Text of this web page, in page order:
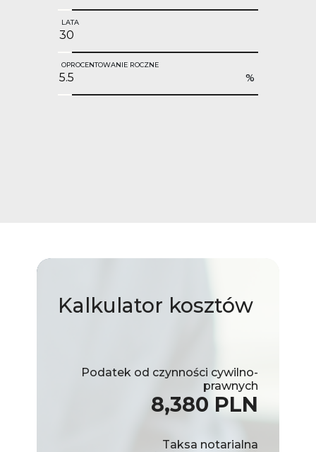
LATA
OPROCENTOWANIE ROCZNE
%
Kalkulator kosztów
Podatek od czynności cywilno-
prawnych
8,380 PLN
Taksa notarialna